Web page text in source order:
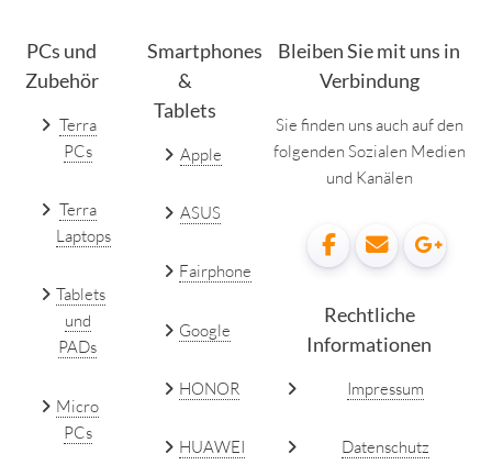
PCs und
Zubehör
Terra
PCs
Terra
Laptops
Tablets
und
PADs
Micro
PCs
Smartphones
&
Tablets
Apple
ASUS
Fairphone
Google
HONOR
HUAWEI
Bleiben Sie mit uns in
Verbindung
Sie finden uns auch auf den
folgenden Sozialen Medien
und Kanälen
Rechtliche
Informationen
Impressum
Datenschutz